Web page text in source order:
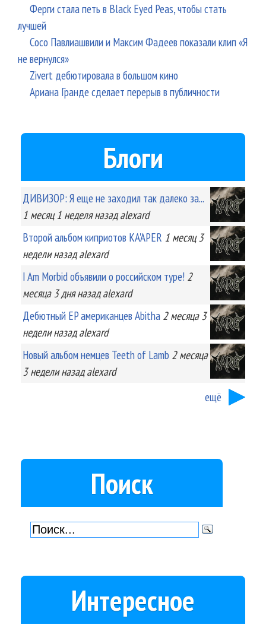
Ферги стала петь в Black Eyed Peas, чтобы стать
лучшей
Сосо Павлиашвили и Максим Фадеев показали клип «Я
не вернулся»
Zivert дебютировала в большом кино
Ариана Гранде сделает перерыв в публичности
Блоги
ДИВИЗОР: Я еще не заходил так далеко за...
1 месяц 1 неделяназад alexard
Второй альбом киприотов KA'APER 1 месяц 3
неделиназад alexard
I Am Morbid объявили о российском туре! 2
месяца 3 дняназад alexard
Дебютный EP американцев Abitha 2 месяца 3
неделиназад alexard
Новый альбом немцев Teeth of Lamb 2 месяца
3 неделиназад alexard
ещё
Поиск
Интересное